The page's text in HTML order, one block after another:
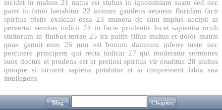
incidet in malum 21 natus est stultus in ignominiam suam sed nec
pater in fatuo laetabitur 22 animus gaudens aetatem floridam facit
spiritus tristis exsiccat ossa
23 munera de sinu impius accipit ut
pervertat semitas iudicii 24 in facie prudentis lucet sapientia oculi
stultorum in finibus terrae 25 ira patris filius stultus et dolor matris
quae genuit eum
26
non est bonum damnum inferre iusto nec
percutere principem qui recta iudicat 27 qui moderatur sermones
suos doctus et prudens est et pretiosi spiritus vir eruditus 28 stultus
quoque si tacuerit sapiens putabitur et si conpresserit labia sua
intellegens
Blog Chapitre